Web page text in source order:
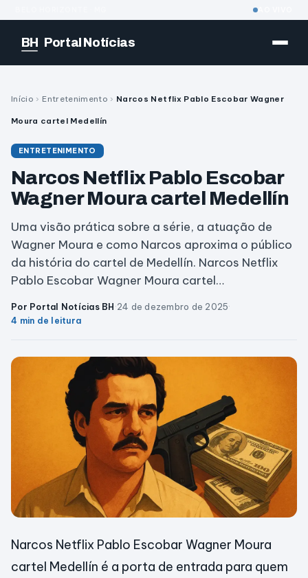
BH Portal Notícias
Início › Entretenimento › Narcos Netflix Pablo Escobar Wagner
Moura cartel Medellín
ENTRETENIMENTO
Narcos Netflix Pablo Escobar
Wagner Moura cartel Medellín
Uma visão prática sobre a série, a atuação de
Wagner Moura e como Narcos aproxima o público
da história do cartel de Medellín. Narcos Netflix
Pablo Escobar Wagner Moura cartel…
Por Portal Notícias BH·24 de dezembro de 2025·
4 min de leitura
Narcos Netflix Pablo Escobar Wagner Moura
cartel Medellín é a porta de entrada para quem